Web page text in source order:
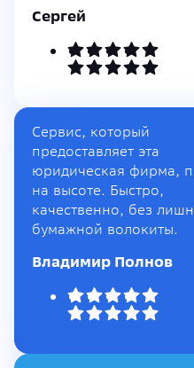
Сергей
Сервис, который
предоставляет эта
юридическая фирма,
на высоте. Быстро,
качественно, без
бумажной волокиты.
Владимир Полнов